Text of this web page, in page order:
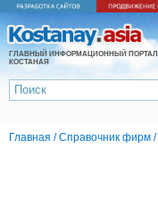
ГЛАВНЫЙ ИНФОРМАЦИОННЫЙ ПОРТАЛ
КОСТАНАЯ
Главная /Справочник фирм /